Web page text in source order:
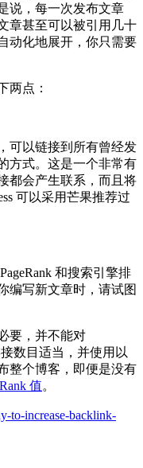
说，每一次发布文章
章甚至可以被引用几十
动化地展开，你只需要
两点：
可以链接到所有曾经发
方式。这是一个非常有
都会产生联系，而且将
可以采用芒果推荐过
和搜索引擎排
编写新文章时，请试图
要，并不能对
数目适当，并使用以
整个博客，即便是没有
值。
to-increase-backlink-